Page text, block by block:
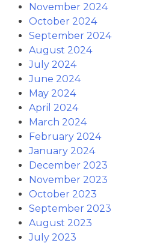
November 2024
October 2024
September 2024
August 2024
July 2024
June 2024
May 2024
April 2024
March 2024
February 2024
January 2024
December 2023
November 2023
October 2023
September 2023
August 2023
July 2023